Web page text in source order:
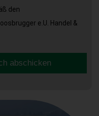
den
e.U. Handel &
abschicken